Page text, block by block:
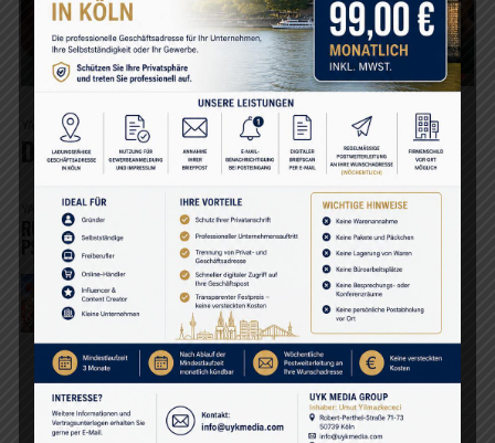
YAZARLAR 5 ay önce
Dünya’nın güzel insanlarına…
YAZARLAR 5 ay önce
RUHUN EZELÎ HAFIZASI: BEZM-İ ELEST VE VAROLUŞUN
PSİKODİNAMİ
YAZARLAR 6 ay önce
Kölle Alaaf! Köln’den İzlenimler
DAHA FAZLA GÖSTER